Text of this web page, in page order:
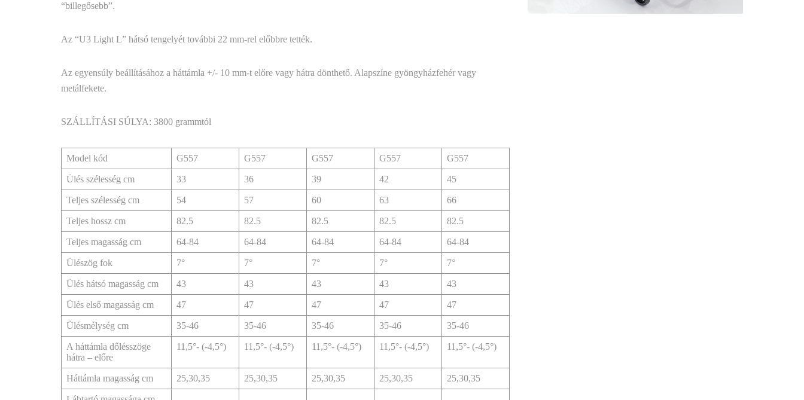
“billegősebb”.
Az “U3 Light L” hátsó tengelyét további 22 mm-rel előbbre tették.
Az egyensúly beállításához a háttámla +/- 10 mm-t előre vagy hátra dönthető. Alapszíne gyöngyházfehér vagy
metálfekete.
SZÁLLÍTÁSI SÚLYA: 3800 grammtól
Model kód G557 G557 G557 G557 G557
Ülés szélesség cm 33 36 39 42 45
Teljes szélesség cm 54 57 60 63 66
Teljes hossz cm 82.5 82.5 82.5 82.5 82.5
Teljes magasság cm 64-84 64-84 64-84 64-84 64-84
Ülészög fok 7° 7° 7° 7° 7°
Ülés hátsó magasság cm 43 43 43 43 43
Ülés első magasság cm 47 47 47 47 47
Ülésmélység cm 35-46 35-46 35-46 35-46 35-46
A háttámla dőlésszöge
hátra – előre
11,5°- (-4,5°) 11,5°- (-4,5°) 11,5°- (-4,5°) 11,5°- (-4,5°) 11,5°- (-4,5°)
Háttámla magasság cm 25,30,35 25,30,35 25,30,35 25,30,35 25,30,35